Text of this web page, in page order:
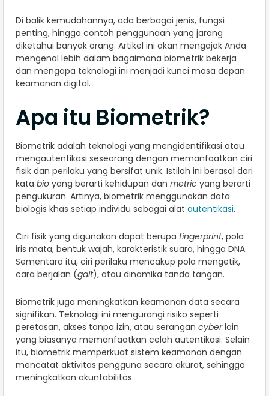
Di balik kemudahannya, ada berbagai jenis, fungsi
penting, hingga contoh penggunaan yang jarang
diketahui banyak orang. Artikel ini akan mengajak Anda
mengenal lebih dalam bagaimana biometrik bekerja
dan mengapa teknologi ini menjadi kunci masa depan
keamanan digital.
Apa itu Biometrik?
Biometrik adalah teknologi yang mengidentifikasi atau
mengautentikasi seseorang dengan memanfaatkan ciri
fisik dan perilaku yang bersifat unik. Istilah ini berasal dari
kata bio yang berarti kehidupan dan metric yang berarti
pengukuran. Artinya, biometrik menggunakan data
biologis khas setiap individu sebagai alat autentikasi.
Ciri fisik yang digunakan dapat berupa fingerprint, pola
iris mata, bentuk wajah, karakteristik suara, hingga DNA.
Sementara itu, ciri perilaku mencakup pola mengetik,
cara berjalan (gait), atau dinamika tanda tangan.
Biometrik juga meningkatkan keamanan data secara
signifikan. Teknologi ini mengurangi risiko seperti
peretasan, akses tanpa izin, atau serangan cyberlain
yang biasanya memanfaatkan celah autentikasi. Selain
itu, biometrik memperkuat sistem keamanan dengan
mencatat aktivitas pengguna secara akurat, sehingga
meningkatkan akuntabilitas.